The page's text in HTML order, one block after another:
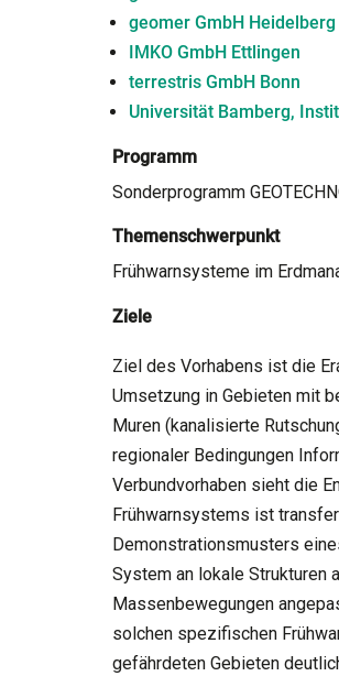
geomer GmbH Heidelberg
IMKO GmbH Ettlingen
terrestris GmbH Bonn
Universität Bamberg,
Programm
Sonderprogramm
Themenschwerpunkt
Frühwarnsysteme im
Ziele
Ziel des Vorhabens ist die
Umsetzung in Gebieten mit
Muren (kanalisierte
regionaler Bedingungen
Verbundvorhaben sieht die
Frühwarnsystems ist
Demonstrationsmusters
System an lokale Strukturen
Massenbewegungen
solchen spezifischen
gefährdeten Gebieten